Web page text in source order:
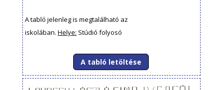
A tabló jelenleg is megtalálható az
iskolában. Helye: Stúdió folyosó
A tabló letöltése